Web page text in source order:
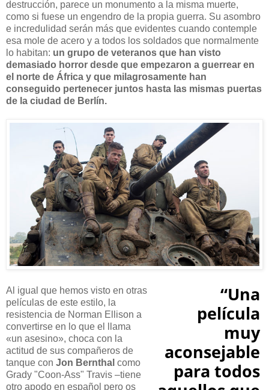
destrucción, parece un monumento a la misma muerte,
como si fuese un engendro de la propia guerra. Su asombro
e incredulidad serán más que evidentes cuando contemple
esa mole de acero y a todos los soldados que normalmente
lo habitan: un grupo de veteranos que han visto
demasiado horror desde que empezaron a guerrear en
el norte de África y que milagrosamente han
conseguido pertenecer juntos hasta las mismas puertas
de la ciudad de Berlín.
“Una
película
muy
aconsejable
para todos
Al igual que hemos visto en otras
películas de este estilo, la
resistencia de Norman Ellison a
convertirse en lo que el llama
«un asesino», choca con la
actitud de sus compañeros de
tanque con Jon Bernthal como
Grady "Coon-Ass" Travis –tiene
otro apodo en español pero os